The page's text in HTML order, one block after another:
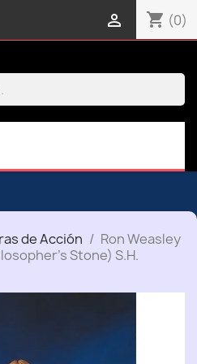
shopping_cart (0)

de Acción
Ron Weasley
Stone) S.H.